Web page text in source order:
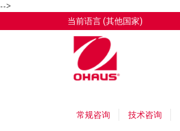
-->
当前语言(其他国家)
常规咨询 技术咨询